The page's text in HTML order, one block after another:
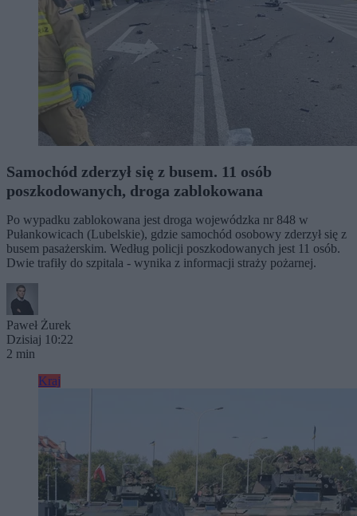
Samochód zderzył się z busem. 11 osób
poszkodowanych, droga zablokowana
Po wypadku zablokowana jest droga wojewódzka nr 848 w
Pułankowicach (Lubelskie), gdzie samochód osobowy zderzył się z
busem pasażerskim. Według policji poszkodowanych jest 11 osób.
Dwie trafiły do szpitala - wynika z informacji straży pożarnej.
Paweł Żurek
Dzisiaj 10:22
2 min
Kraj